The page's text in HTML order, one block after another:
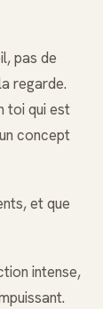
pas de
regarde.
toi qui est
concept
et que
intense,